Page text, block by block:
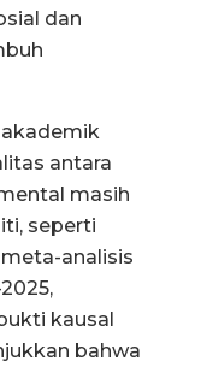
dan
antara
masih
seperti
analisis
kausal
bahwa